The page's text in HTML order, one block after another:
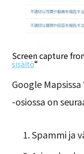
Screen capture
sisältö“
Google
-osiossa on
Spammi ja